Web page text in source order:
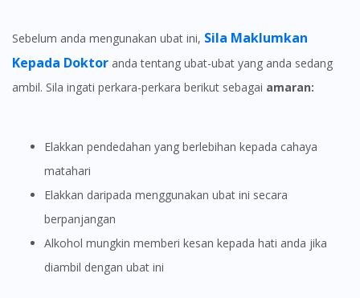
Continue to DoctorOnCall Singapore
No, please do not redirect me
Sebelum anda mengunakan ubat ini, Sila Maklumkan
Kepada Doktor anda tentang ubat-ubat yang anda sedang
ambil. Sila ingati perkara-perkara berikut sebagai amaran:
Elakkan pendedahan yang berlebihan kepada cahaya
matahari
Elakkan daripada menggunakan ubat ini secara
berpanjangan
Alkohol mungkin memberi kesan kepada hati anda jika
diambil dengan ubat ini